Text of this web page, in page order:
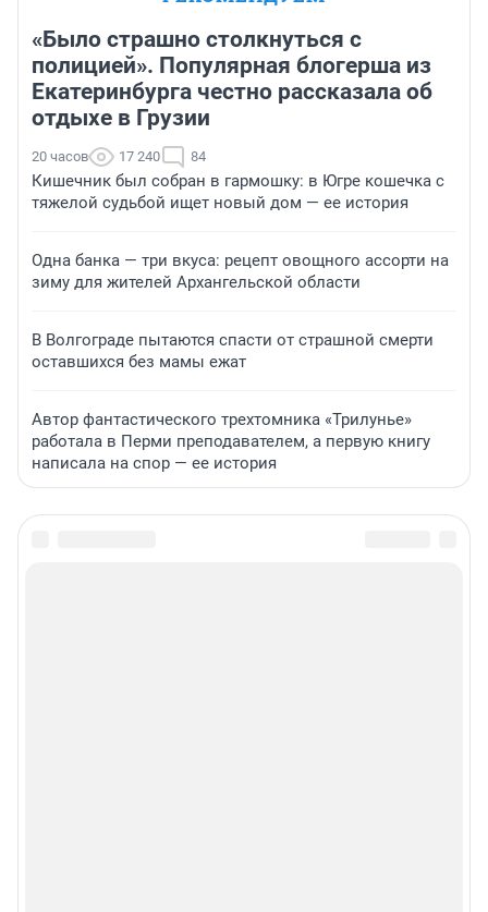
«Было страшно столкнуться с
полицией». Популярная блогерша из
Екатеринбурга честно рассказала об
отдыхе в Грузии
20 часов 17 240 84
Кишечник был собран в гармошку: в Югре кошечка с
тяжелой судьбой ищет новый дом — ее история
Одна банка — три вкуса: рецепт овощного ассорти на
зиму для жителей Архангельской области
В Волгограде пытаются спасти от страшной смерти
оставшихся без мамы ежат
Автор фантастического трехтомника «Трилунье»
работала в Перми преподавателем, а первую книгу
написала на спор — ее история